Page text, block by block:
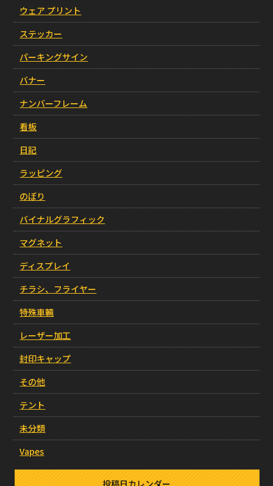
ウェア プリント
ステッカー
パーキングサイン
バナー
ナンバーフレーム
看板
日記
ラッピング
のぼり
バイナルグラフィック
マグネット
ディスプレイ
チラシ、フライヤー
特殊車輛
レーザー加工
封印キャップ
その他
テント
未分類
Vapes